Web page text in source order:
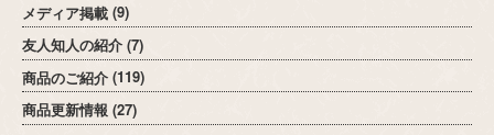
メディア掲載 (9)
友人知人の紹介 (7)
商品のご紹介 (119)
商品更新情報 (27)